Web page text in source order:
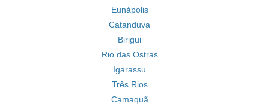
Eunápolis
Catanduva
Birigui
Rio das Ostras
Igarassu
Três Rios
Camaquã